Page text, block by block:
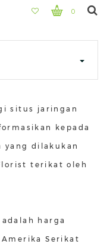
0
situs jaringan
kepada
yang dilakukan
terikat oleh
harga
Serikat